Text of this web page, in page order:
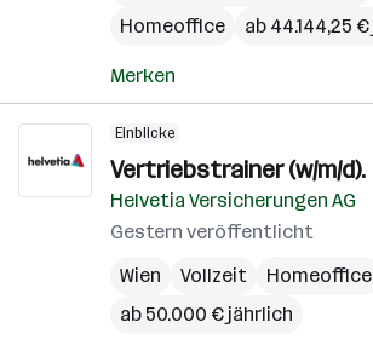
Homeoffice
ab 44.144,25
Merken
Einblicke
Vertriebstrainer (w/m/d).
Helvetia Versicherungen AG
Gestern veröffentlicht
Wien
Vollzeit
Homeoffice
ab 50.000 € jährlich